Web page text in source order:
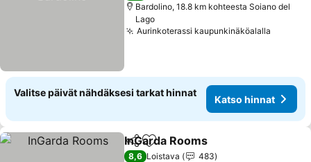
Bardolino, 18.8 km kohteesta Soiano del
Lago
Aurinkoterassi kaupunkinäköalalla
Valitse päivät nähdäksesi tarkat hinnat
Katso hinnat
Jaa Lisää suosikkeihin
InGarda Rooms
8,6 Loistava
483